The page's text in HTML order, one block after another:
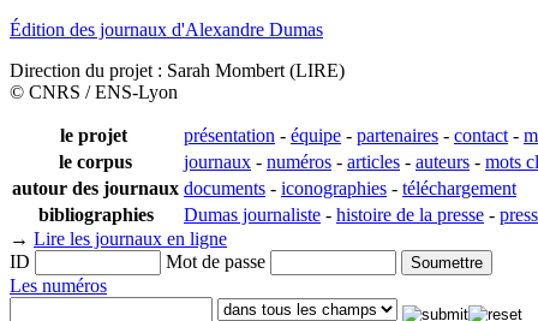
Édition des journaux d'Alexandre Dumas
Direction du projet : Sarah Mombert (LIRE)
© CNRS / ENS-Lyon
le projet présentation - équipe - partenaires - contact -
le corpus
journaux - numéros - articles - auteurs - mots
autour des journaux documents - iconographies - téléchargement
bibliographies
Dumas journaliste - histoire de la presse -
→ Lire les journaux en ligne
ID
Mot de passe
Les numéros